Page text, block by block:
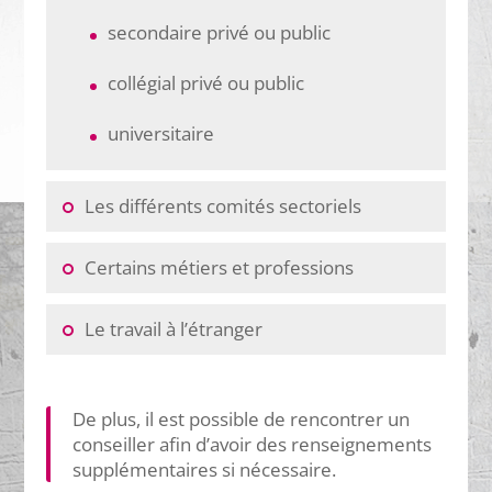
secondaire privé ou public
collégial privé ou public
universitaire
Les différents comités sectoriels
Certains métiers et professions
Le travail à l’étranger
De plus, il est possible de rencontrer un
conseiller afin d’avoir des renseignements
supplémentaires si nécessaire.